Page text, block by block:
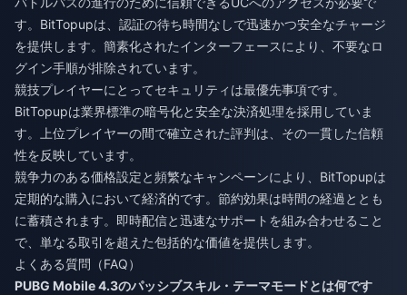
す。BitTopupは、認証の待ち時間なしで迅速かつ安全なチャージ
を提供します。簡素化されたインターフェースにより、不要なロ
グイン手順が排除されています。
競技プレイヤーにとってセキュリティは最優先事項です。
BitTopupは業界標準の暗号化と安全な決済処理を採用していま
す。上位プレイヤーの間で確立された評判は、その一貫した信頼
性を反映しています。
競争力のある価格設定と頻繁なキャンペーンにより、BitTopupは
定期的な購入において経済的です。節約効果は時間の経過ととも
に蓄積されます。即時配信と迅速なサポートを組み合わせること
で、単なる取引を超えた包括的な価値を提供します。
よくある質問（FAQ）
PUBG Mobile 4.3のパッシブスキル・テーマモードとは何です